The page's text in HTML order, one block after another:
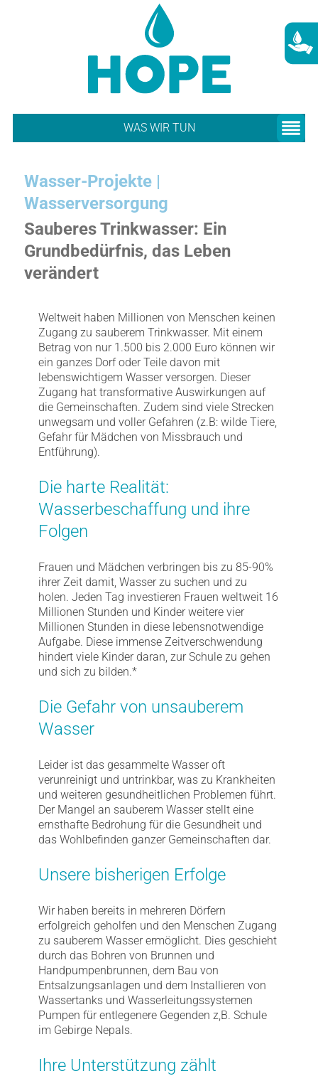
WAS WIR TUN
Wasser-Projekte |
Wasserversorgung
Sauberes Trinkwasser: Ein
Grundbedürfnis, das Leben
verändert
Weltweit haben Millionen von Menschen keinen
Zugang zu sauberem Trinkwasser. Mit einem
Betrag von nur 1.500 bis 2.000 Euro können wir
ein ganzes Dorf oder Teile davon mit
lebenswichtigem Wasser versorgen. Dieser
Zugang hat transformative Auswirkungen auf
die Gemeinschaften. Zudem sind viele Strecken
unwegsam und voller Gefahren (z.B: wilde Tiere,
Gefahr für Mädchen von Missbrauch und
Entführung).
Die harte Realität:
Wasserbeschaffung und ihre
Folgen
Frauen und Mädchen verbringen bis zu 85-90%
ihrer Zeit damit, Wasser zu suchen und zu
holen. Jeden Tag investieren Frauen weltweit 16
Millionen Stunden und Kinder weitere vier
Millionen Stunden in diese lebensnotwendige
Aufgabe. Diese immense Zeitverschwendung
hindert viele Kinder daran, zur Schule zu gehen
und sich zu bilden.*
Die Gefahr von unsauberem
Wasser
Leider ist das gesammelte Wasser oft
verunreinigt und untrinkbar, was zu Krankheiten
und weiteren gesundheitlichen Problemen führt.
Der Mangel an sauberem Wasser stellt eine
ernsthafte Bedrohung für die Gesundheit und
das Wohlbefinden ganzer Gemeinschaften dar.
Unsere bisherigen Erfolge
Wir haben bereits in mehreren Dörfern
erfolgreich geholfen und den Menschen Zugang
zu sauberem Wasser ermöglicht. Dies geschieht
durch das Bohren von Brunnen und
Handpumpenbrunnen, dem Bau von
Entsalzungsanlagen und dem Installieren von
Wassertanks und Wasserleitungssystemen
Pumpen für entlegenere Gegenden z,B. Schule
im Gebirge Nepals.
Ihre Unterstützung zählt